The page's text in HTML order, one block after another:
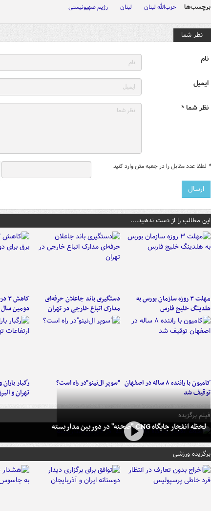
برچسب‌ها حزب‌الله لبنان لبنان رژیم صهیونیستی
نظر شما
نام
ایمیل
نظر شما *
* لطفا عدد مقابل را در جعبه متن وارد کنید
این مطالب را از دست ندهید....
مهلت ۳ روزه سازمان بورس به
هلدینگ خلیج فارس
دستگیری باند جاعلان حرفه‌ای
مدارک اتباع خارجی در تهران
دومین سال
کامیون با راننده ۸ ساله در اصفهان
توقیف شد
"سوپر ال‌نینو"در راه است؟
رگبار
تهران و
فیلم برگزیده
لحظه انفجار جایگاه CNG "صحنه" در دوربین مداربسته
برگزیده ورزشی